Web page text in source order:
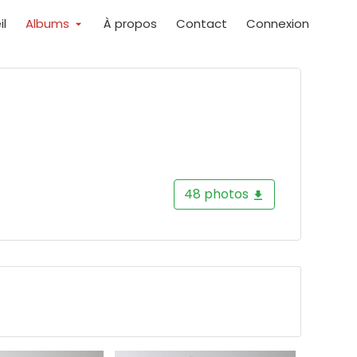
Albums À propos Contact Connexion
48 photos